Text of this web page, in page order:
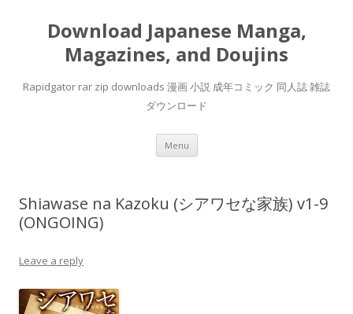
Download Japanese Manga,
Magazines, and Doujins
Rapidgator rar zip downloads 漫画 小説 成年コミック 同人誌 雑誌
ダウンロード
Menu Skip
content
Shiawase na Kazoku (シアワセな家族) v1-9
(ONGOING)
Leave a reply